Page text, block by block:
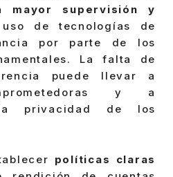
mayor supervisión y
de tecnologías de
por parte de los
La falta de
puede llevar a
y a
privacidad de los
políticas claras